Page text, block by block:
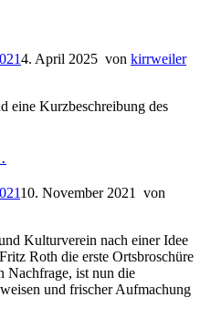
4. April 2025 von kirrweiler
eine Kurzbeschreibung des
10. November 2021
von
Kulturverein nach einer Idee
Roth die erste Ortsbroschüre
Nachfrage, ist nun die
und frischer Aufmachung